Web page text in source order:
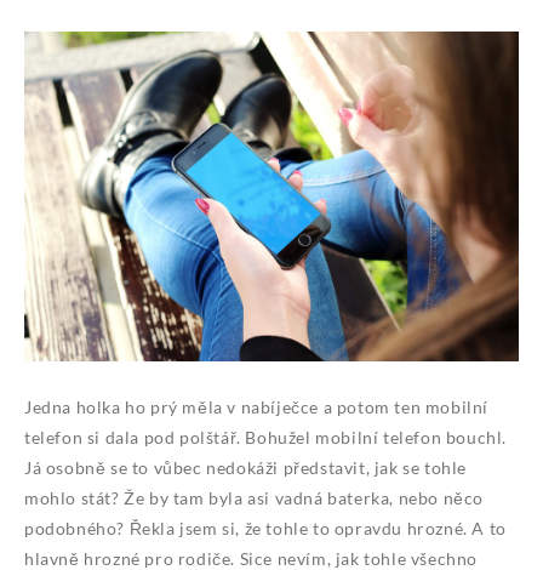
Jedna holka ho prý měla v nabíječce a potom ten mobilní
telefon si dala pod polštář. Bohužel mobilní telefon bouchl.
Já osobně se to vůbec nedokáži představit, jak se tohle
mohlo stát? Že by tam byla asi vadná baterka, nebo něco
podobného? Řekla jsem si, že tohle to opravdu hrozné. A to
hlavně hrozné pro rodiče. Sice nevím, jak tohle všechno